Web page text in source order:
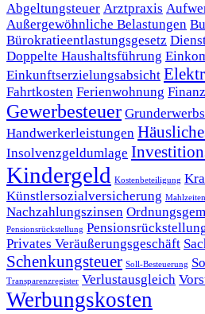
Abgeltungsteuer Arztpraxis
Außergewöhnliche Belastungen
Bürokratieentlastungsgesetz
Doppelte Haushaltsführung
Einkunftserzielungsabsicht
Fahrtkosten Ferienwohnung
Gewerbesteuer
Handwerkerleistungen
Insolvenzgeldumlage
Kindergeld Kostenbeteiligung
Künstlersozialversicherung
Nachzahlungszinsen
Pensionsrückstellung
Privates Veräußerungsgeschäft
Schenkungsteuer Soll-Besteuerung
Transparenzregister Verlustausgleich
Werbungskosten